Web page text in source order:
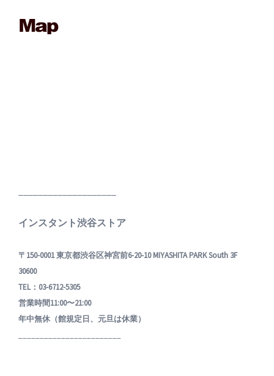
インスタント渋谷ストア
〒150-0001 東京都渋谷区神宮前6-20-10 MIYASHITA PARK South 3F
30600
TEL：03-6712-5305
営業時間11:00〜21:00
年中無休（館規定日、元旦は休業）